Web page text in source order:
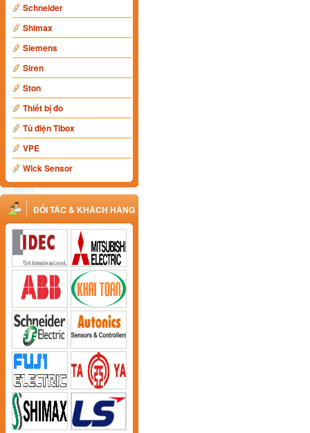
Schneider
Shimax
Siemens
Siren
Ston
Thiết bị đo
Tủ điện Tibox
VPE
Wick Sensor
ĐỐI TÁC & KHÁCH HÀNG